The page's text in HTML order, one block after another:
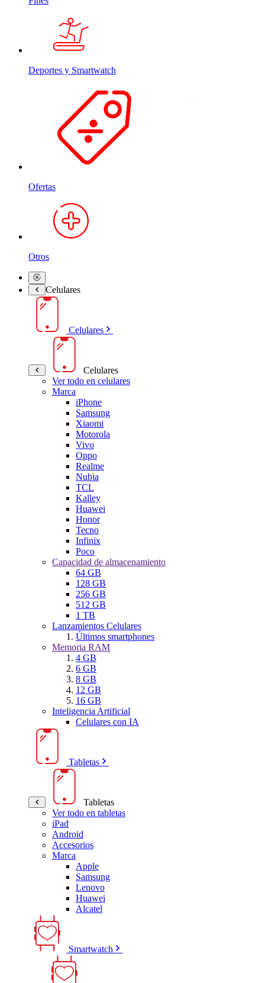
Deportes y Smartwatch
Ofertas
Otros
Celulares
Celulares
Celulares
Ver todo en celulares
Marca
iPhone
Samsung
Xiaomi
Motorola
Vivo
Oppo
Realme
Nubia
TCL
Kalley
Huawei
Honor
Tecno
Infinix
Poco
Capacidad de almacenamiento
64 GB
128 GB
256 GB
512 GB
1 TB
Lanzamientos Celulares
Últimos smartphones
Memoria RAM
4 GB
6 GB
8 GB
12 GB
16 GB
Inteligencia Artificial
Celulares con IA
Tabletas
Tabletas
Ver todo en tabletas
iPad
Android
Accesorios
Marca
Apple
Samsung
Lenovo
Huawei
Alcatel
Smartwatch